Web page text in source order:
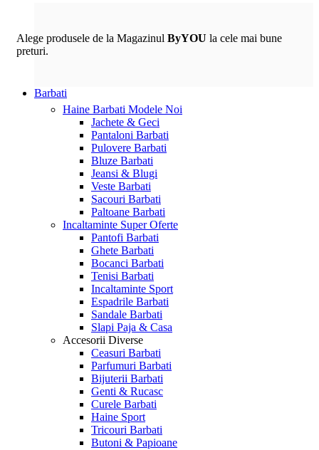
Alege produsele de la Magazinul ByYOU la cele mai bune
preturi.
Barbati
Haine Barbati Modele Noi
Jachete & Geci
Pantaloni Barbati
Pulovere Barbati
Bluze Barbati
Jeansi & Blugi
Veste Barbati
Sacouri Barbati
Paltoane Barbati
Incaltaminte Super Oferte
Pantofi Barbati
Ghete Barbati
Bocanci Barbati
Tenisi Barbati
Incaltaminte Sport
Espadrile Barbati
Sandale Barbati
Slapi Paja & Casa
Accesorii Diverse
Ceasuri Barbati
Parfumuri Barbati
Bijuterii Barbati
Genti & Rucasc
Curele Barbati
Haine Sport
Tricouri Barbati
Butoni & Papioane